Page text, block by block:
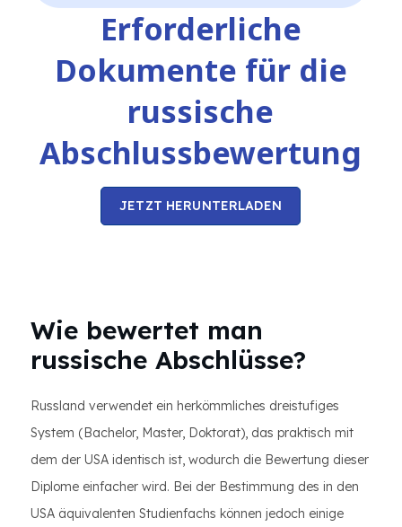
Erforderliche
Dokumente für die
russische
Abschlussbewertung
JETZT HERUNTERLADEN
Wie bewertet man
russische Abschlüsse?
Russland verwendet ein herkömmliches dreistufiges
System (Bachelor, Master, Doktorat), das praktisch mit
dem der USA identisch ist, wodurch die Bewertung dieser
Diplome einfacher wird. Bei der Bestimmung des in den
USA äquivalenten Studienfachs können jedoch einige